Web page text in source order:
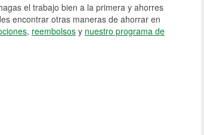
el trabajo bien a la primera y ahorres
encontrar otras maneras de ahorrar en
, reembolsos y nuestro programa de